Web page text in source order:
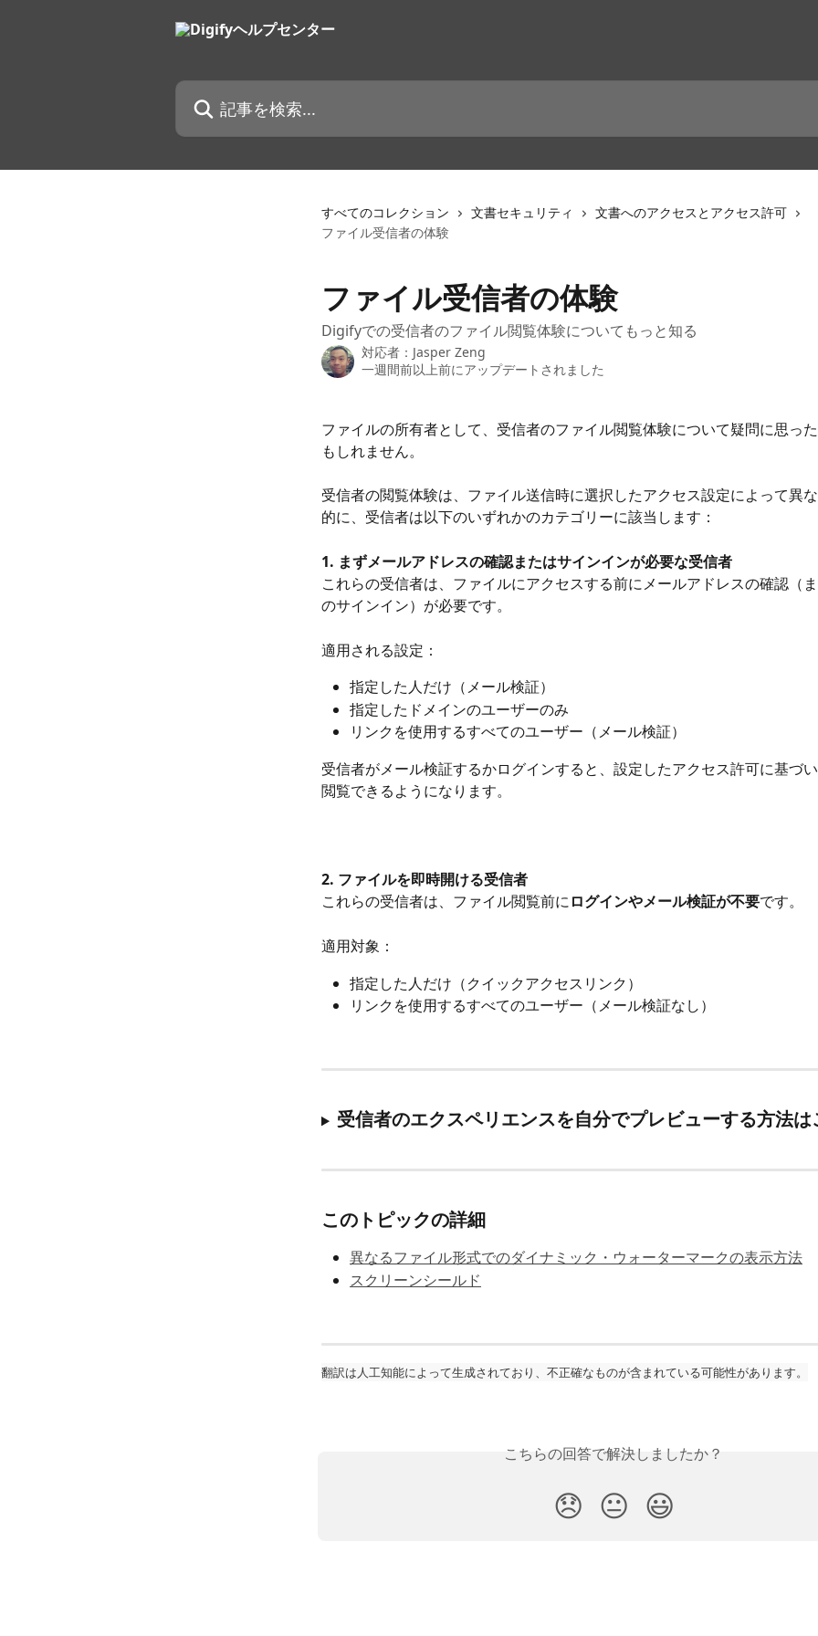
記事を検索...
すべてのコレクション 文書セキュリティ
文書へのアクセスとアクセス許可
ファイル受信者の体験
ファイル受信者の体験
Digifyでの受信者のファイル閲覧体験についてもっと知る
対応者： Jasper Zeng
一週間前以上前にアップデートされました
ファイルの所有者として、受信者のファイル閲覧体験について疑問に思っ
もしれません。
受信者の閲覧体験は、ファイル送信時に選択したアクセス設定によって異
的に、受信者は以下のいずれかのカテゴリーに該当します：
1. まずメールアドレスの確認またはサインインが必要な受信者
これらの受信者は、ファイルにアクセスする前にメールアドレスの確認（
のサインイン）が必要です。
適用される設定：
指定した人だけ（メール検証）
指定したドメインのユーザーのみ
リンクを使用するすべてのユーザー（メール検証）
受信者がメール検証するかログインすると、設定したアクセス許可に基づ
閲覧できるようになります。
2. ファイルを即時開ける受信者
これらの受信者は、ファイル閲覧前にログインやメール検証が不要です。
適用対象：
指定した人だけ（クイックアクセスリンク）
リンクを使用するすべてのユーザー（メール検証なし）
受信者のエクスペリエンスを自分でプレビューする方法
このトピックの詳細
異なるファイル形式でのダイナミック・ウォーターマークの表示方法
スクリーンシールド
翻訳は人工知能によって生成されており、不正確なものが含まれている可能性があります。
こちらの回答で解決しましたか？
😞 😐 😃